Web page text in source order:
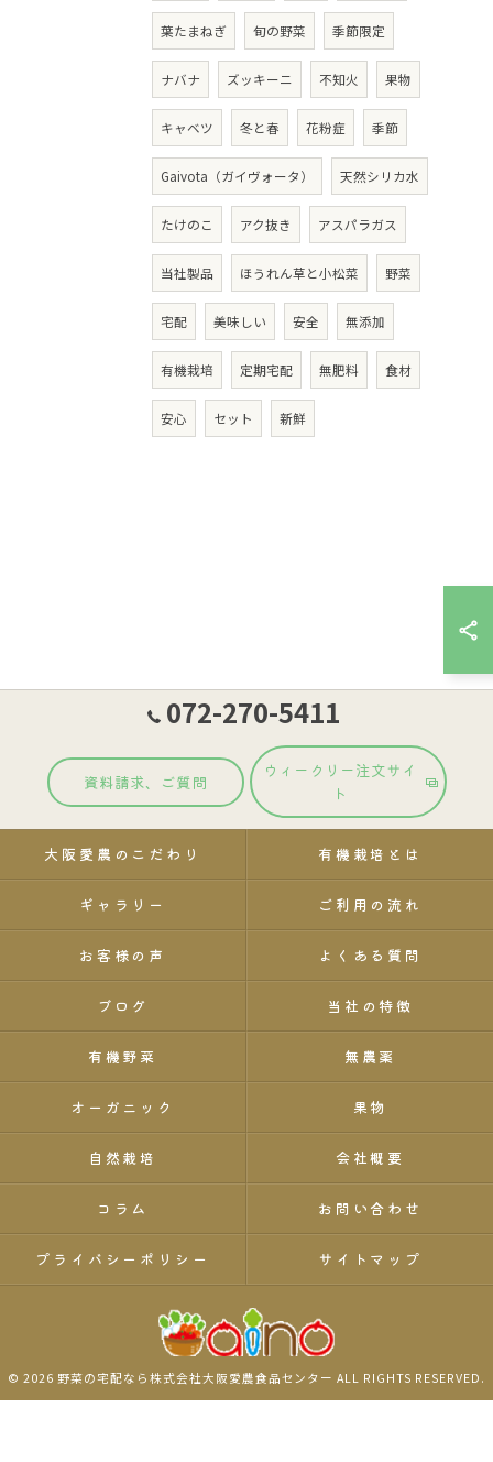
葉たまねぎ 旬の野菜 季節限定
ナバナ ズッキーニ 不知火 果物
キャベツ 冬と春 花粉症 季節
Gaivota（ガイヴォータ） 天然シリカ水
たけのこ アク抜き アスパラガス
当社製品 ほうれん草と小松菜 野菜
宅配 美味しい 安全 無添加
有機栽培 定期宅配 無肥料 食材
安心 セット 新鮮
072-270-5411
資料請求、ご質問
ウィークリー注文サイ
ト
大阪愛農のこだわり 有機栽培とは
ギャラリー ご利用の流れ
お客様の声 よくある質問
ブログ 当社の特徴
有機野菜 無農薬
オーガニック 果物
自然栽培 会社概要
コラム お問い合わせ
プライバシーポリシー サイトマップ
© 2026 野菜の宅配なら株式会社大阪愛農食品センター ALL RIGHTS RESERVED.